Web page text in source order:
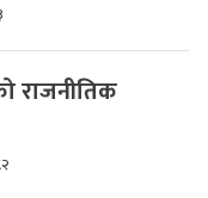
राजनीतिक